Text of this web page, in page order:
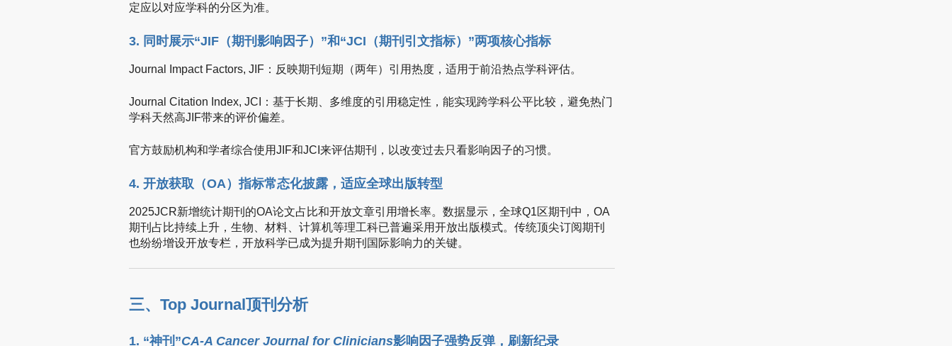
定应以对应学科的分区为准。
3. 同时展示“JIF（期刊影响因子）”和“JCI（期刊引文指标）”两项核心指标
Journal Impact Factors, JIF：反映期刊短期（两年）引用热度，适用于前沿热点学科评估。
Journal Citation Index, JCI：基于长期、多维度的引用稳定性，能实现跨学科公平比较，避免热门
学科天然高JIF带来的评价偏差。
官方鼓励机构和学者综合使用JIF和JCI来评估期刊，以改变过去只看影响因子的习惯。
4. 开放获取（OA）指标常态化披露，适应全球出版转型
2025JCR新增统计期刊的OA论文占比和开放文章引用增长率。数据显示，全球Q1区期刊中，OA
期刊占比持续上升，生物、材料、计算机等理工科已普遍采用开放出版模式。传统顶尖订阅期刊
也纷纷增设开放专栏，开放科学已成为提升期刊国际影响力的关键。
三、Top Journal顶刊分析
1. “神刊”CA-A Cancer Journal for Clinicians影响因子强势反弹，刷新纪录